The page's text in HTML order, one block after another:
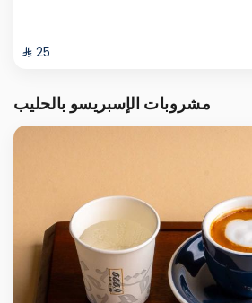
⁨⁦‪‬ 25⁩
مشروبات الإسبريسو بالحليب